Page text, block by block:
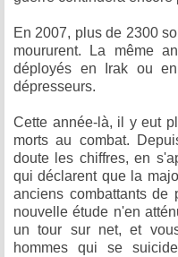
En 2007, plus de 2300
moururent. La même
déployés en Irak ou
dépresseurs.
Cette année-là, il y eut
morts au combat.
doute les chiffres, en
qui déclarent que la
anciens combattants
nouvelle étude n'en
un tour sur net, et
hommes qui se